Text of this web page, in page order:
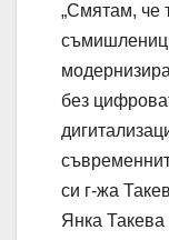
„Смятам, че
без
си г-жа
Янка